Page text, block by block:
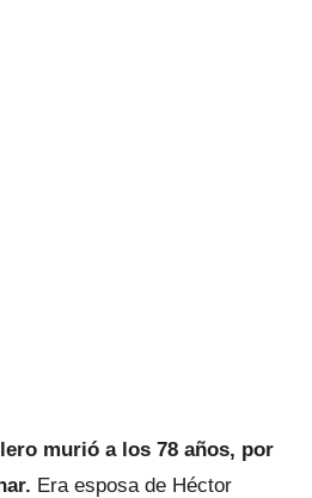
murió a los 78 años, por
Era esposa de Héctor